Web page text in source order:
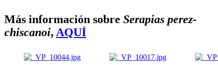
Más información sobre Serapias perez-
chiscanoi, AQUÍ